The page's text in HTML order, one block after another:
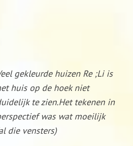
gekleurde huizen Re ;Li is
huis op de hoek niet
te zien.Het tekenen in
was wat moeilijk
die vensters)